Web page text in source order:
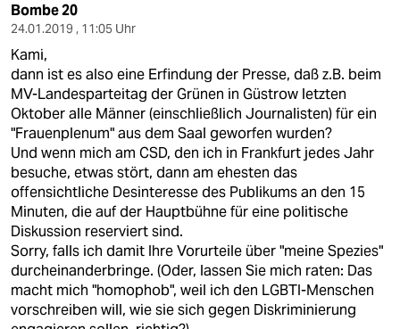
Bombe 20
24.01.2019 , 11:05 Uhr
Kami,
dann ist es also eine Erfindung der Presse, daß z.B. beim
MV-Landesparteitag der Grünen in Güstrow letzten
Oktober alle Männer (einschließlich Journalisten) für ein
"Frauenplenum" aus dem Saal geworfen wurden?
Und wenn mich am CSD, den ich in Frankfurt jedes Jahr
besuche, etwas stört, dann am ehesten das
offensichtliche Desinteresse des Publikums an den 15
Minuten, die auf der Hauptbühne für eine politische
Diskussion reserviert sind.
Sorry, falls ich damit Ihre Vorurteile über "meine Spezies"
durcheinanderbringe. (Oder, lassen Sie mich raten: Das
macht mich "homophob", weil ich den LGBTI-Menschen
vorschreiben will, wie sie sich gegen Diskriminierung